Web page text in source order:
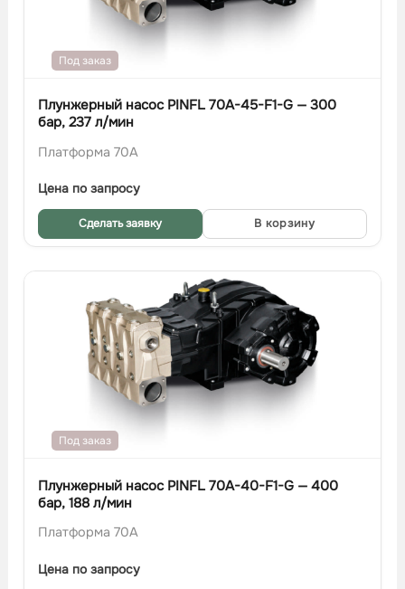
Под заказ
Плунжерный насос PINFL 70A-45-F1-G — 300
бар, 237 л/мин
Платформа 70A
Цена по запросу
Сделать заявку В корзину
Под заказ
Плунжерный насос PINFL 70A-40-F1-G — 400
бар, 188 л/мин
Платформа 70A
Цена по запросу